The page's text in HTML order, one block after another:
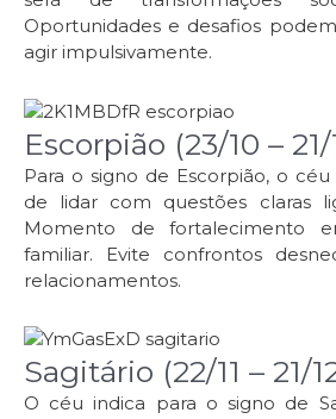
Oportunidades e desafios
agir impulsivamente.
Escorpião (23/10 – 21/
Para o signo de Escorpião, o céu
de lidar com questões claras
Momento de fortalecimento
familiar. Evite confrontos
relacionamentos.
Sagitário (22/11 – 21/
O céu indica para o signo de